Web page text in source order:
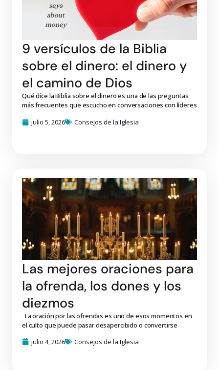
9 versículos de la Biblia
sobre el dinero: el dinero y
el camino de Dios
Qué dice la Biblia sobre el dinero es una de las preguntas
más frecuentes que escucho en conversaciones con líderes
julio 5, 2026
Consejos de la Iglesia
Las mejores oraciones para
la ofrenda, los dones y los
diezmos
La oración por las ofrendas es uno de esos momentos en
el culto que puede pasar desapercibido o convertirse
julio 4, 2026
Consejos de la Iglesia